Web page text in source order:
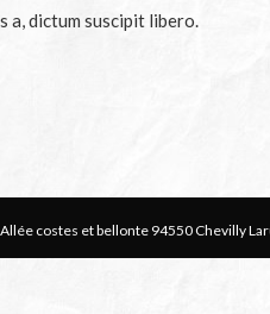
a, dictum suscipit libero.
costes et bellonte 94550 Chevilly